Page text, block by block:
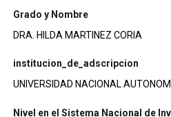
Grado y Nombre
DRA. HILDA MARTINEZ CORIA
institucion_de_adscripcion
UNIVERSIDAD NACIONAL
Nivel en el Sistema Nacional de